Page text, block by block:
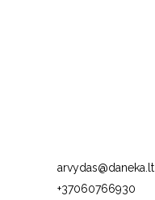
arvydas@daneka.lt
+37060766930